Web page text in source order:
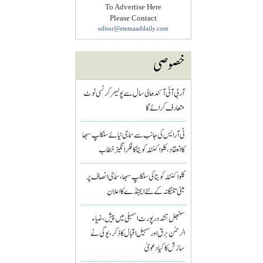
To Advertise Here
Please Contact
editor@etemaaddaily.com
خصوصی
آر بی آئی آئندہ مالی سال سے پولیمر کرنسی نوٹ
متعارف کرائے گا
ٹی آر ایس کی جانب سے سماجی نیائے سنکلپ سبھا
کا انعقاد، کلواکنٹلہ کویتا کا فکر انگیز خطاب
کلواکنٹلہ کویتا کی سنکلپ سبھا، سماجی انصاف پر
مبنی تلنگانہ کے نئے ایجنڈے کا اعلان
سنبھل تشدد رپورٹ اسمبلی میں پیش، ضیاء
الرحمٰن برق اور سہیل اقبال کا ذکر، یوگی نے
سازش کا کیا دعویٰ